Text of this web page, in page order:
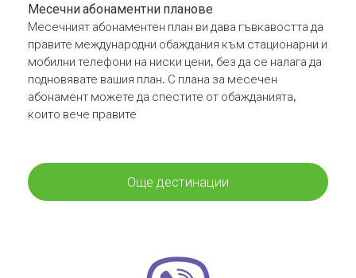
Месечни абонаментни планове
Месечният абонаментен план ви дава гъвкавостта да
правите международни обаждания към стационарни и
мобилни телефони на ниски цени, без да се налага да
подновявате вашия план. С плана за месечен
абонамент можете да спестите от обажданията,
които вече правите
Още дестинации